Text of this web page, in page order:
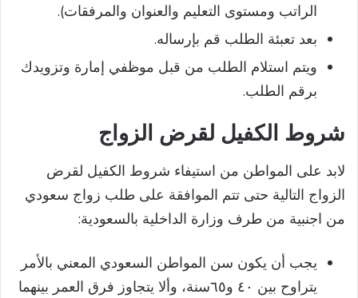
الراتب ومستوى التعليم والعنوان والمرفقات).
بعد تعبئة الطلب قم بإرساله.
ويتم استلام الطلب من قبل موظفي إمارة وتزويدك
برقم الطلب.
شروط الكفيل لقرض الزواج​
لابد على المواطن من استيفاء شروط الكفيل لقرض
الزواج التالية حتى تتم الموافقة على طلب زواج سعودي
من اجنبية من طرف وزارة الداخلية بالسعودية:
يجب أن يكون سن المواطن السعودي المعني بالأمر
يتراوح بين ٤٠ و٦٥سنة، وألا يتجاوز فرق العمر بينهما